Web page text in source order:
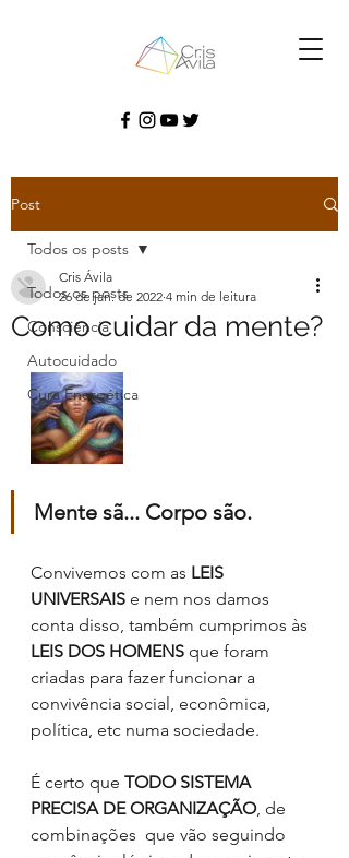
Post
Todos os posts
Consciência
Autocuidado
Cura Energética
Todos os posts
Como cuidar da mente?
Cris Ávila
26 de jan. de 2022 4 min de leitura
Mente sã... Corpo são.
Convivemos com as LEIS
UNIVERSAIS e nem nos damos
conta disso, também cumprimos às
LEIS DOS HOMENS que foram
criadas para fazer funcionar a
convivência social, econômica,
política, etc numa sociedade.
É certo que TODO SISTEMA
PRECISA DE ORGANIZAÇÃO, de
combinações  que vão seguindo